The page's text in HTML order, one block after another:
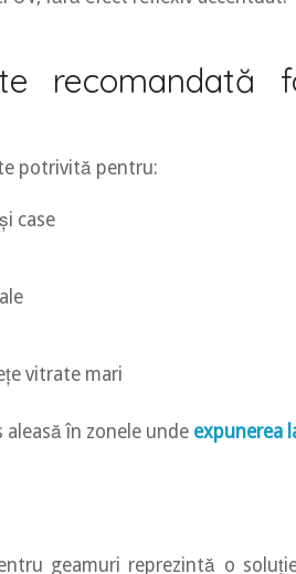
recomandată
potrivită pentru:
case
vitrate mari
aleasă în zonele unde expunerea
geamuri reprezintă o